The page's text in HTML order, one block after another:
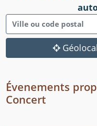
Évenements
Concert